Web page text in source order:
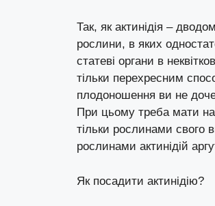
Так, як актинідія –
рослини, в яких
статеві органи в
тільки перехресним
плодоношення ви не
При цьому треба мати на
тільки рослинами свого
рослинами актинідій
Як посадити актинідію?